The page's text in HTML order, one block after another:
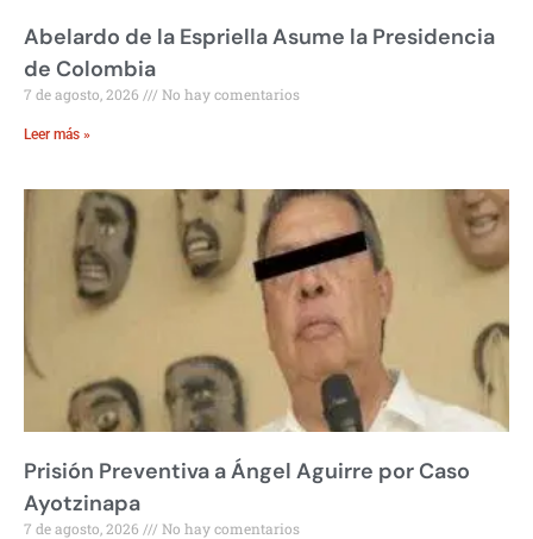
Abelardo de la Espriella Asume la Presidencia
de Colombia
7 de agosto, 2026 No hay comentarios
Leer más »
Prisión Preventiva a Ángel Aguirre por Caso
Ayotzinapa
7 de agosto, 2026 No hay comentarios